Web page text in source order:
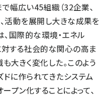
幅広い45組織（32企業、
活動を展開し大きな成果を
、国際的な環境・エネル
対する社会的な関心の高ま
大きく変化した。このよう
に作られてきたシステム
プン化することによって、